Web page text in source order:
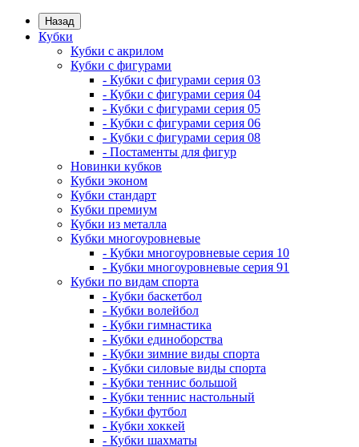
Назад
Кубки
Кубки с акрилом
Кубки с фигурами
- Кубки с фигурами серия 03
- Кубки с фигурами серия 04
- Кубки с фигурами серия 05
- Кубки с фигурами серия 06
- Кубки с фигурами серия 08
- Постаменты для фигур
Новинки кубков
Кубки эконом
Кубки стандарт
Кубки премиум
Кубки из металла
Кубки многоуровневые
- Кубки многоуровневые серия 10
- Кубки многоуровневые серия 91
Кубки по видам спорта
- Кубки баскетбол
- Кубки волейбол
- Кубки гимнастика
- Кубки единоборства
- Кубки зимние виды спорта
- Кубки силовые виды спорта
- Кубки теннис большой
- Кубки теннис настольный
- Кубки футбол
- Кубки хоккей
- Кубки шахматы